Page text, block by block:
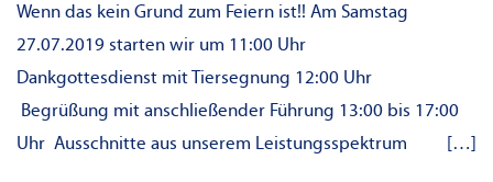
Wenn das kein Grund zum Feiern ist!! Am Samstag
27.07.2019 starten wir um 11:00 Uhr
Dankgottesdienst mit Tiersegnung 12:00 Uhr
Begrüßung mit anschließender Führung 13:00 bis 17:00
Uhr Ausschnitte aus unserem Leistungsspektrum […]